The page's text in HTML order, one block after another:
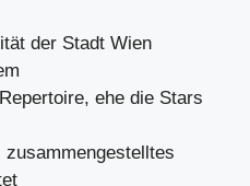
der Stadt Wien
ehe die Stars
zusammengestelltes